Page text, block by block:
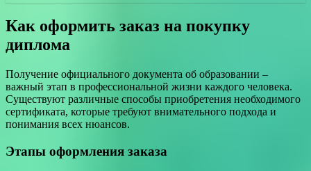
Как оформить заказ на покупку
диплома
Получение официального документа об образовании –
важный этап в профессиональной жизни каждого человека.
Существуют различные способы приобретения необходимого
сертификата, которые требуют внимательного подхода и
понимания всех нюансов.
Этапы оформления заказа